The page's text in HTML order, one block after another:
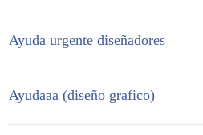
Ayuda urgente diseñadores
Ayudaaa (diseño grafico)